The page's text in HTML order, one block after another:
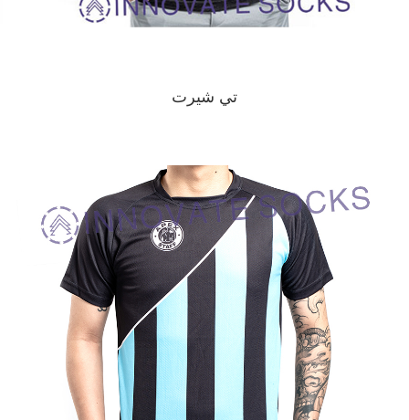
تي شيرت